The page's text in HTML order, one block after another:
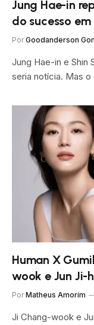
Jung Hae-in
do sucesso
Por Goodanderson
Jung Hae-in e Shin
seria notícia. Mas
Human X
wook e Jun Ji-
Por Matheus Amorim
Ji Chang-wook e